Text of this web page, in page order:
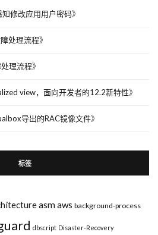
修改应用用户密码》
处理流程》
理流程》
view，面向开发者的12.2新特性》
导出的RAC镜像文件》
标签
asmaws background-process
dbscript Disaster-Recovery